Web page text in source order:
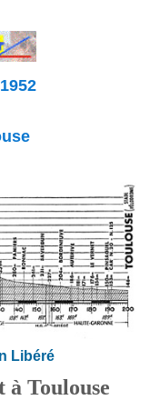
Libéré
à Toulouse